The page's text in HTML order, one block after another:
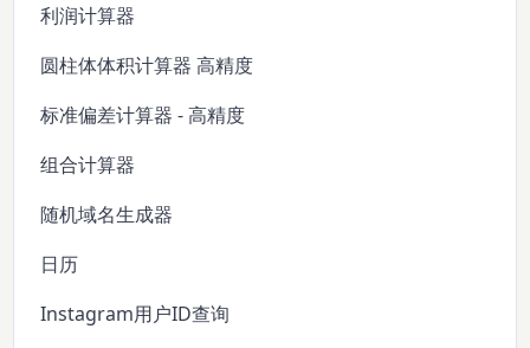
利润计算器
圆柱体体积计算器 高精度
标准偏差计算器 - 高精度
组合计算器
随机域名生成器
日历
Instagram用户ID查询